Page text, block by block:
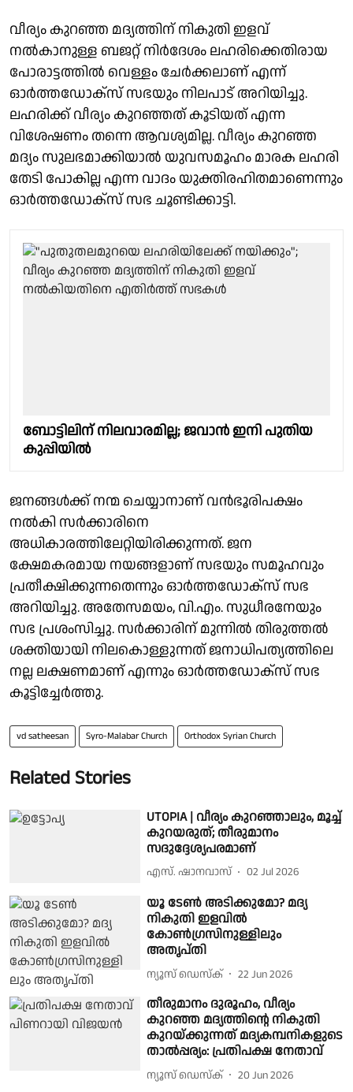
വീര്യം കുറഞ്ഞ മദ്യത്തിന് നികുതി ഇളവ്
നൽകാനുള്ള ബജറ്റ് നിർദേശം ലഹരിക്കെതിരായ
പോരാട്ടത്തിൽ വെള്ളം ചേർക്കലാണ് എന്ന്
ഓർത്തഡോക്സ് സഭയും നിലപാട് അറിയിച്ചു.
ലഹരിക്ക് വീര്യം കുറഞ്ഞത് കൂടിയത് എന്ന
വിശേഷണം തന്നെ ആവശ്യമില്ല. വീര്യം കുറഞ്ഞ
മദ്യം സുലഭമാക്കിയാൽ യുവസമൂഹം മാരക ലഹരി
തേടി പോകില്ല എന്ന വാദം യുക്തിരഹിതമാണെന്നും
ഓർത്തഡോക്സ് സഭ ചൂണ്ടിക്കാട്ടി.
ബോട്ടിലിന് നിലവാരമില്ല; ജവാന്‍ ഇനി പുതിയ
കുപ്പിയിൽ
ജനങ്ങൾക്ക് നന്മ ചെയ്യാനാണ് വൻഭൂരിപക്ഷം
നൽകി സർക്കാരിനെ
അധികാരത്തിലേറ്റിയിരിക്കുന്നത്. ജന
ക്ഷേമകരമായ നയങ്ങളാണ് സഭയും സമൂഹവും
പ്രതീക്ഷിക്കുന്നതെന്നും ഓർത്തഡോക്സ് സഭ
അറിയിച്ചു. അതേസമയം, വി.എം. സുധീരനേയും
സഭ പ്രശംസിച്ചു. സർക്കാരിന് മുന്നിൽ തിരുത്തൽ
ശക്തിയായി നിലകൊള്ളുന്നത് ജനാധിപത്യത്തിലെ
നല്ല ലക്ഷണമാണ് എന്നും ഓർത്തഡോക്സ് സഭ
കൂട്ടിച്ചേർത്തു.
vd satheesan Syro-Malabar Church Orthodox Syrian Church
Related Stories
UTOPIA | വീര്യം കുറഞ്ഞാലും, മൂച്ച്
കുറയരുത്; തീരുമാനം
സദുദ്ദേശ്യപരമാണ്
എസ്. ഷാനവാസ് 02 Jul 2026
യൂ ടേൺ അടിക്കുമോ? മദ്യ
നികുതി ഇളവിൽ
കോൺഗ്രസിനുള്ളിലും
അതൃപ്തി
ന്യൂസ് ഡെസ്ക് 22 Jun 2026
തീരുമാനം ദുരൂഹം, വീര്യം
കുറഞ്ഞ മദ്യത്തിൻ്റെ നികുതി
കുറയ്ക്കുന്നത് മദ്യകമ്പനികളുടെ
താൽപ്പര്യം: പ്രതിപക്ഷ നേതാവ്
ന്യൂസ് ഡെസ്ക് 20 Jun 2026